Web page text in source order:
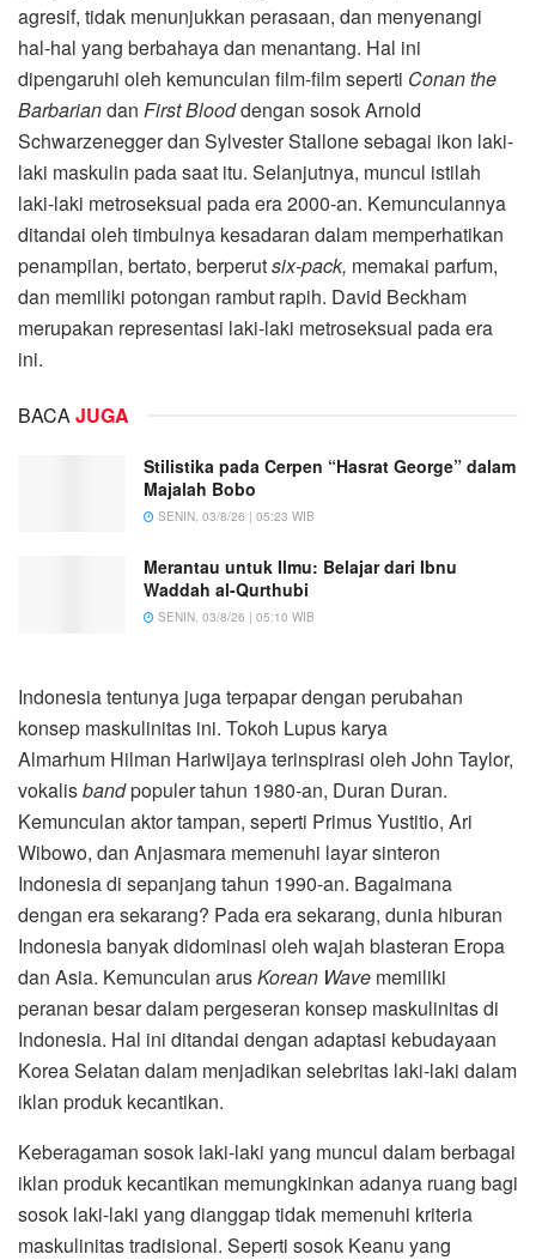
agresif, tidak menunjukkan perasaan, dan menyenangi
hal-hal yang berbahaya dan menantang. Hal ini
dipengaruhi oleh kemunculan film-film seperti Conan the
Barbariandan First Blooddengan sosok Arnold
Schwarzenegger dan Sylvester Stallone sebagai ikon laki-
laki maskulin pada saat itu. Selanjutnya, muncul istilah
laki-laki metroseksual pada era 2000-an. Kemunculannya
ditandai oleh timbulnya kesadaran dalam memperhatikan
penampilan, bertato, berperutsix-pack, memakai parfum,
dan memiliki potongan rambut rapih. David Beckham
merupakan representasi laki-laki metroseksual pada era
ini.
BACAJUGA
Stilistika pada Cerpen “Hasrat George” dalam
Majalah Bobo
SENIN, 03/8/26 | 05:23 WIB
Merantau untuk Ilmu: Belajar dari Ibnu
Waddah al-Qurthubi
SENIN, 03/8/26 | 05:10 WIB
Indonesia tentunya juga terpapar dengan perubahan
konsep maskulinitas ini. Tokoh Lupus karya
Almarhum Hilman Hariwijaya terinspirasi oleh John Taylor,
vokalisbandpopuler tahun 1980-an, Duran Duran.
Kemunculan aktor tampan, seperti Primus Yustitio, Ari
Wibowo, dan Anjasmara memenuhi layar sinteron
Indonesia di sepanjang tahun 1990-an. Bagaimana
dengan era sekarang? Pada era sekarang, dunia hiburan
Indonesia banyak didominasi oleh wajah blasteran Eropa
dan Asia. Kemunculan arusKorean Wave memiliki
peranan besar dalam pergeseran konsep maskulinitas di
Indonesia. Hal ini ditandai dengan adaptasi kebudayaan
Korea Selatan dalam menjadikan selebritas laki-laki dalam
iklan produk kecantikan.
Keberagaman sosok laki-laki yang muncul dalam berbagai
iklan produk kecantikan memungkinkan adanya ruang bagi
sosok laki-laki yang dianggap tidak memenuhi kriteria
maskulinitas tradisional. Seperti sosok Keanu yang